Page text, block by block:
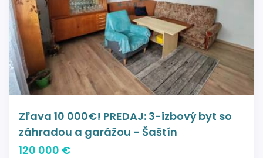
Zľava 10 000€! PREDAJ: 3-izbový byt so
záhradou a garážou - Šaštín
120 000 €